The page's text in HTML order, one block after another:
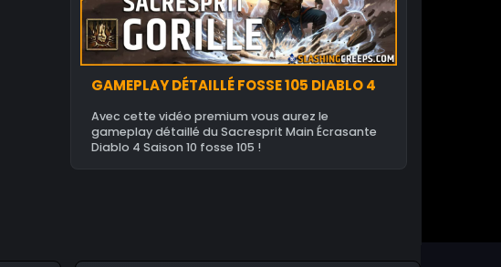
GAMEPLAY DÉTAILLÉ FOSSE 105 DIABLO 4
Avec cette vidéo premium vous aurez le
gameplay détaillé du Sacresprit Main Écrasante
Diablo 4 Saison 10 fosse 105 !